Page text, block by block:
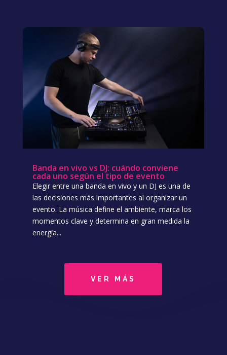
Banda en vivo vs DJ: cuándo conviene
cada uno según el tipo de evento
Elegir entre una banda en vivo y un DJ es una de
las decisiones más importantes al organizar un
evento. La música define el ambiente, marca los
momentos clave y determina en gran medida la
energía...
VER MÁS